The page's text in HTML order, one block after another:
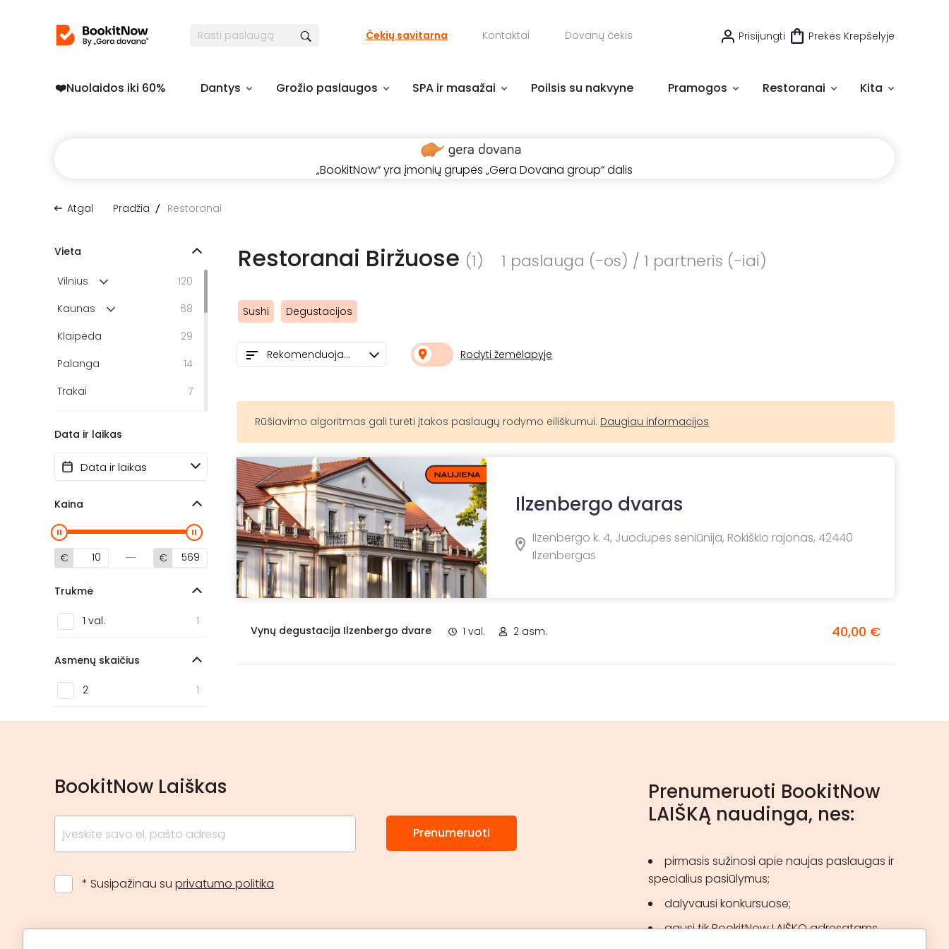
Čekių savitarna Kontaktai Dovanų čekis Prisijungti Prekės Krepšelyje
❤️️Nuolaidos iki 60% Dantys Grožio paslaugos SPA ir masažai Poilsis su nakvyne Pramogos Restoranai Kita
„BookitNow“ yra įmonių grupės „Gera Dovana group“ dalis
Atgal Pradžia Restoranai
Restoranai Biržuose (1) 1 paslauga (-os) / 1 partneris (-iai)
Sushi Degustacijos
Vieta
Vilnius
120
Kaunas
68
Klaipėda
29
Palanga
14
Trakai
7
Telšiai
Šiauliai
3
Prienai
3
Marijampolė
2
Anykščiai
Druskininkai
Neringa
1
Birštonas
Biržai
1
Data ir laikas
Kaina
€ €
Trukmė
1 val. 1
Asmenų skaičius
2 1
Rekomenduojami Rodyti žemėlapyje
Rūšiavimo algoritmas gali turėti įtakos paslaugų rodymo eiliškumui. Daugiau informacijos
Ilzenbergo dvaras
Ilzenbergo k. 4, Juodupės seniūnija, Rokiškio rajonas, 42440
Ilzenbergas
Vynų degustacija Ilzenbergo dvare 1 val. 2 asm. 40,00 €
BookitNow Laiškas
* Susipažinau su privatumo politika
Prenumeruoti
Prenumeruoti BookitNow
LAIŠKĄ naudinga, nes:
pirmasis sužinosi apie naujas paslaugas ir
specialius pasiūlymus;
dalyvausi konkursuose;
gausi tik BookitNow LAIŠKO adresatams